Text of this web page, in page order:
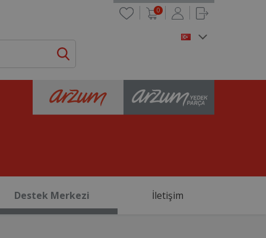
0
Destek Merkezi İletişim